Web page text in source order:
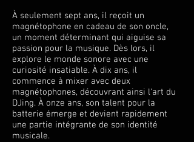
À seulement sept ans, il reçoit un
magnétophone en cadeau de son oncle,
un moment déterminant qui aiguise sa
passion pour la musique. Dès lors, il
explore le monde sonore avec une
curiosité insatiable. À dix ans, il
commence à mixer avec deux
magnétophones, découvrant ainsi l'art du
DJing. À onze ans, son talent pour la
batterie émerge et devient rapidement
une partie intégrante de son identité
musicale.